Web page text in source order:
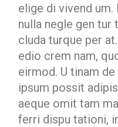
elige di vivend um.
nulla negle gen
cluda turque per
edio crem nam,
eirmod. U tinam
ipsum possit
aeque omit tam
ferri dispu tationi,